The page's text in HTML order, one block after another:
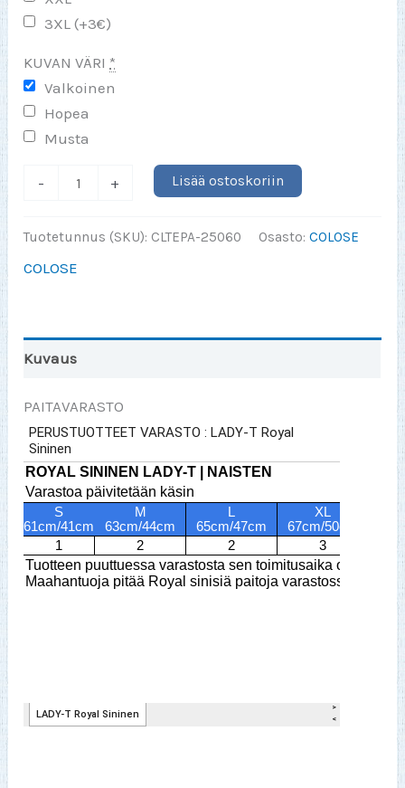
3XL (+3€)
KUVAN VÄRI *
Valkoinen
Hopea
Musta
-
Lierihattunainen
Silver/White/Black
3XL
+ Lisää ostoskoriin
Tuotetunnus (SKU): CLTEPA-25060 Osasto:COLOSE
COLOSE
Kuvaus
PAITAVARASTO